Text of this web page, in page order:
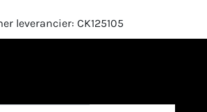
leverancier: CK125105